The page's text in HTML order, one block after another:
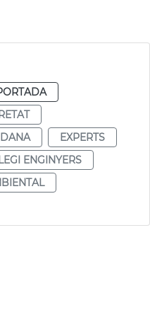
EXPERTS
ENGINYERS